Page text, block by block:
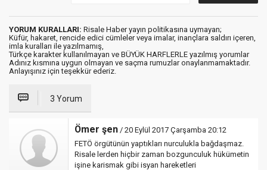
YORUM KURALLARI: Risale Haber yayın politikasına uymayan;
Küfür, hakaret, rencide edici cümleler veya imalar, inançlara saldırı içeren,
imla kuralları ile yazılmamış,
Türkçe karakter kullanılmayan ve BÜYÜK HARFLERLE yazılmış yorumlar
Adınız kısmına uygun olmayan ve saçma rumuzlar onaylanmamaktadır.
Anlayışınız için teşekkür ederiz.
3 Yorum
Ömer şen / 20 Eylül 2017 Çarşamba 20:12
FETÖ örgütünün yaptıkları nurculukla bağdaşmaz.
Risale lerden hiçbir zaman bozgunculuk hükümetin
işine karismak gibi isyan hareketleri